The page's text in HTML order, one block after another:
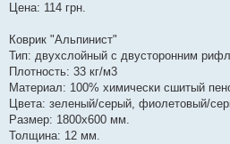
Цена: 114 грн.
Коврик "Альпинист"
Тип: двухслойный с двусторонним
Плотность: 33 кг/м3
Материал: 100% химически сшитый
Цвета: зеленый/серый, фиолетовый/
Размер: 1800х600 мм.
Толщина: 12 мм.